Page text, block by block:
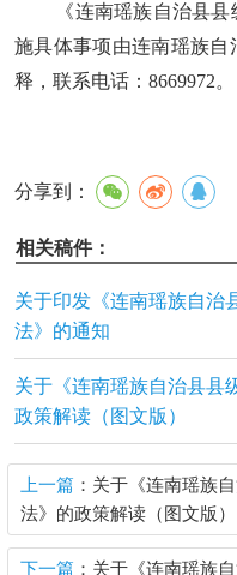
《连南瑶族自治县
施具体事项由连南瑶族
释，联系电话： 8669972。
分享到：
相关稿件：
关于印发《连南瑶族自治
法》的通知
关于《连南瑶族自治县县
政策解读（图文版）
上一篇 ：关于《连南瑶族
法》的政策解读（图文版）
下一篇 ：关于《连南瑶族